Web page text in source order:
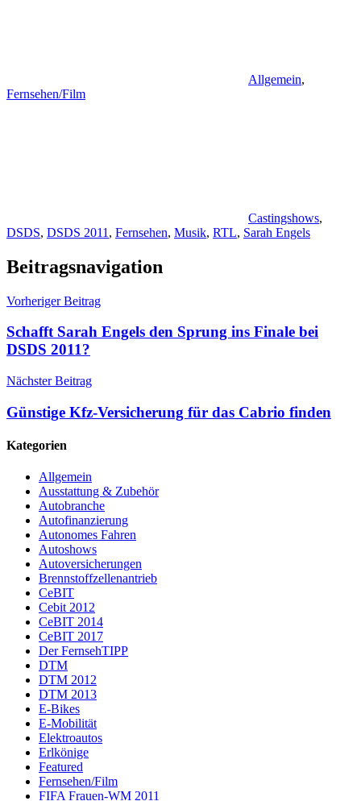
Allgemein,
Fernsehen/Film
Castingshows,
DSDS, DSDS 2011 , Fernsehen, Musik, RTL, Sarah Engels
Beitragsnavigation
Vorheriger Beitrag
Schafft Sarah Engels den Sprung ins Finale bei
DSDS 2011?
Nächster Beitrag
Günstige Kfz-Versicherung für das Cabrio finden
Kategorien
Allgemein
Ausstattung & Zubehör
Autobranche
Autofinanzierung
Autonomes Fahren
Autoshows
Autoversicherungen
Brennstoffzellenantrieb
CeBIT
Cebit 2012
CeBIT 2014
CeBIT 2017
Der FernsehTIPP
DTM
DTM 2012
DTM 2013
E-Bikes
E-Mobilität
Elektroautos
Erlkönige
Featured
Fernsehen/Film
FIFA Frauen-WM 2011